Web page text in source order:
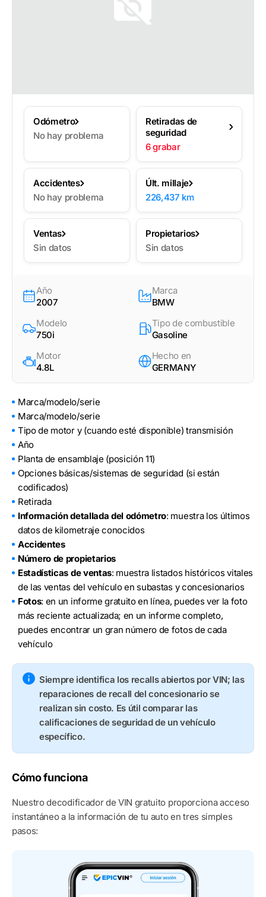
Odómetro
No hay problema
Retiradas de
seguridad
6 grabar
Accidentes
No hay problema
Últ. millaje
226,437 km
Ventas
Sin datos
Propietarios
Sin datos
Año
2007
Marca
BMW
Modelo
750i
Tipo de combustible
Gasoline
Motor
4.8L
Hecho en
GERMANY
Marca/modelo/serie
Marca/modelo/serie
Tipo de motor y (cuando esté disponible) transmisión
Año
Planta de ensamblaje (posición 11)
Opciones básicas/sistemas de seguridad (si están
codificados)
Retirada
Información detallada del odómetro: muestra los últimos
datos de kilometraje conocidos
Accidentes
Número de propietarios
Estadísticas de ventas: muestra listados históricos vitales
de las ventas del vehículo en subastas y concesionarios
Fotos: en un informe gratuito en línea, puedes ver la foto
más reciente actualizada; en un informe completo,
puedes encontrar un gran número de fotos de cada
vehículo
Siempre identifica los recalls abiertos por VIN; las
reparaciones de recall del concesionario se
realizan sin costo. Es útil comparar las
calificaciones de seguridad de un vehículo
específico.
Cómo funciona
Nuestro decodificador de VIN gratuito proporciona acceso
instantáneo a la información de tu auto en tres simples
pasos: